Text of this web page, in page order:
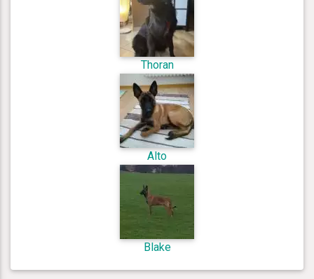
Thoran
Alto
Blake